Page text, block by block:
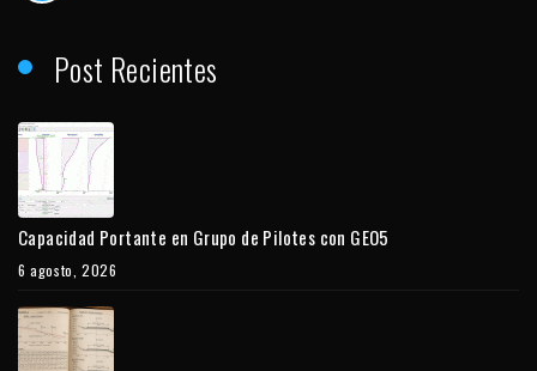
Post Recientes
Capacidad Portante en Grupo de Pilotes con GEO5
6 agosto, 2026